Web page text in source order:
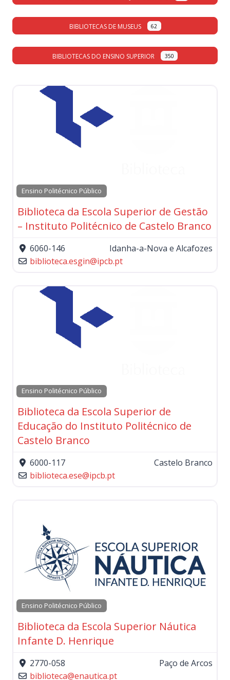
BIBLIOTECAS DE MUSEUS 62
BIBLIOTECAS DO ENSINO SUPERIOR 350
Ensino Politécnico Público
Biblioteca da Escola Superior de Gestão
– Instituto Politécnico de Castelo Branco
6060-146
Idanha-a-Nova e Alcafozes
biblioteca.esgin@ipcb.pt
Ensino Politécnico Público
Biblioteca da Escola Superior de
Educação do Instituto Politécnico de
Castelo Branco
6000-117
Castelo Branco
biblioteca.ese@ipcb.pt
Ensino Politécnico Público
Biblioteca da Escola Superior Náutica
Infante D. Henrique
2770-058
Paço de Arcos
biblioteca@enautica.pt